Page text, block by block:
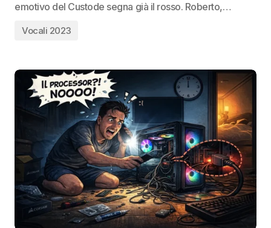
emotivo del Custode segna già il rosso. Roberto,…
Vocali 2023